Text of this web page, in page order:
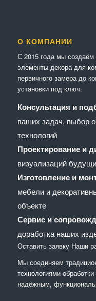
О КОМПАНИИ
С 2015 года мы
элементы декора для
первичного замера до
установки под ключ.
Консультация и
ваших задач, выбор
технологий
Проектирование и
визуализаций
Изготовление и
мебели и
объекте
Сервис и
доработка наших
Оставить заявку Наши
Мы соединяем
технологиями
надёжным,